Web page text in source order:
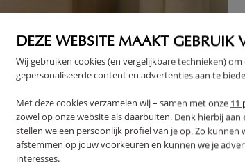
DEZE WEBSITE MAAKT GEBRUIK
Wij gebruiken cookies (en vergelijkbare technieken)
gepersonaliseerde content en advertenties aan te
Met deze cookies verzamelen wij – samen met onze 11
zowel op onze website als daarbuiten. Denk hierbij aan
stellen we een persoonlijk profiel van je op. Zo
afstemmen op jouw voorkeuren en kunnen we je
interesses.